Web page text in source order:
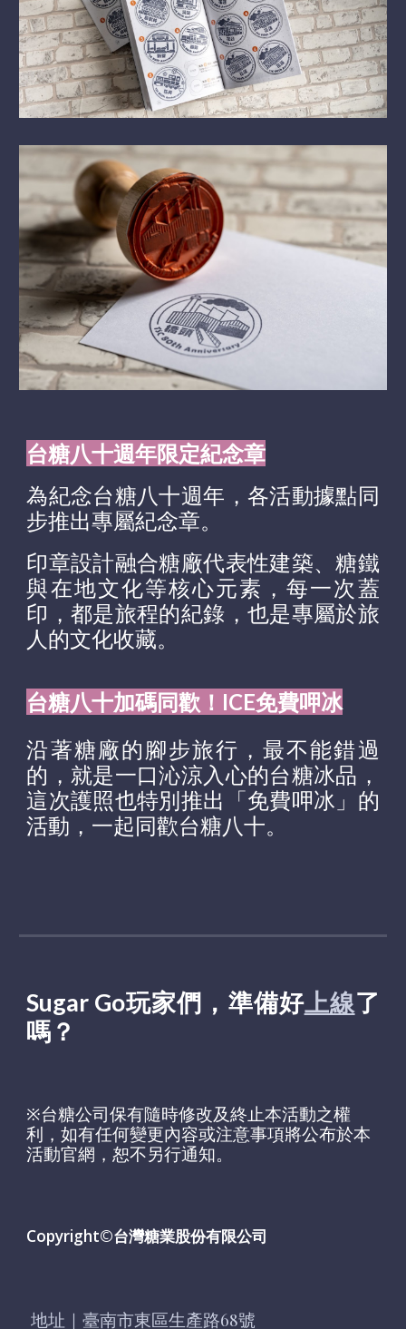
台糖八十週年限定紀念章
為紀念台糖八十週年，各活動據點同
步推出專屬紀念章。
印章設計融合糖廠代表性建築、糖鐵
與在地文化等核心元素，每一次蓋
印，都是旅程的紀錄，也是專屬於旅
人的文化收藏。
台糖八十加碼同歡！ICE免費呷冰
沿著糖廠的腳步旅行，最不能錯過
的，就是一口沁涼入心的台糖冰品 ，
這次護照也特別推出「免費呷冰」的
活動， 一起同歡台糖八十。
Sugar Go玩家們，準備好上線了
嗎？
※台糖公司保有隨時修改及終止本活動之權
利，如有任何變更內容或注意事項將公布於本
活動官網，恕不另行通知。
Copyright©台灣糖業股份有限公司
地址 ｜臺南市東區生產路68號